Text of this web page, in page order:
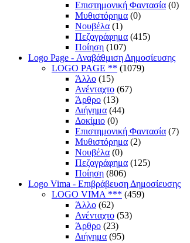
Επιστημονική Φαντασία (0)
Μυθιστόρημα (0)
Νουβέλα (1)
Πεζογράφημα (415)
Ποίηση (107)
Logo Page - Αναβάθμιση Δημοσίευσης
LOGO PAGE ** (1079)
Άλλο (15)
Ανένταχτο (67)
Άρθρο (13)
Διήγημα (44)
Δοκίμιο (0)
Επιστημονική Φαντασία (7)
Μυθιστόρημα (2)
Νουβέλα (0)
Πεζογράφημα (125)
Ποίηση (806)
Logo Vima - Επιβράβευση Δημοσίευσης
LOGO VIMA *** (459)
Άλλο (62)
Ανένταχτο (53)
Άρθρο (23)
Διήγημα (95)